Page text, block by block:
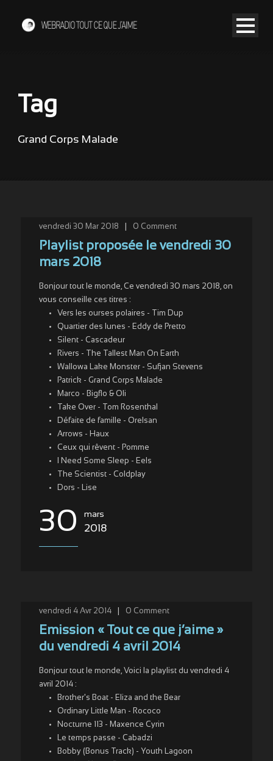
Tag
Grand Corps Malade
vendredi 30 Mar 2018 0 Comment
Playlist proposée le vendredi 30
mars 2018
Bonjour tout le monde, Ce vendredi 30 mars 2018, on
vous conseille ces titres :
Vers les ourses polaires - Tim Dup
Quartier des lunes - Eddy de Pretto
Silent - Cascadeur
Rivers - The Tallest Man On Earth
Wallowa Lake Monster - Sufjan Stevens
Patrick - Grand Corps Malade
Marco - Bigflo & Oli
Take Over - Tom Rosenthal
Défaite de famille - Orelsan
Arrows - Haux
Ceux qui rêvent - Pomme
I Need Some Sleep - Eels
The Scientist - Coldplay
Dors - Lise
30 mars
2018
vendredi 4 Avr 2014 0 Comment
Emission « Tout ce que j’aime »
du vendredi 4 avril 2014
Bonjour tout le monde, Voici la playlist du vendredi 4
avril 2014 :
Brother's Boat - Eliza and the Bear
Ordinary Little Man - Rococo
Nocturne 113 - Maxence Cyrin
Le temps passe - Cabadzi
Bobby (Bonus Track) - Youth Lagoon